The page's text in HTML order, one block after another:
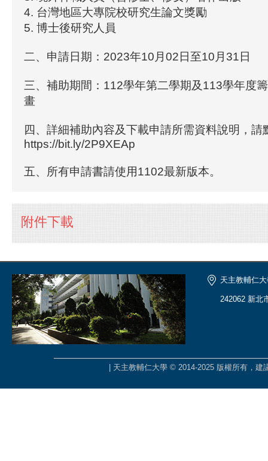
4. 台灣地區大專院校研究生論文獎勵
5. 博士後研究人員
二、申請日期：2023年10月02日至10月31日
三、補助期間：112學年第二學期及113學年度
畫
四、詳細補助內容及下載申請所需資料說明，請
https://bit.ly/2P9XEAp
五、所有申請書請使用1102最新版本。
附件下載
天主教輔仁
242062 新北
| 天主教輔仁大學 © 2014-2025 版權所有，